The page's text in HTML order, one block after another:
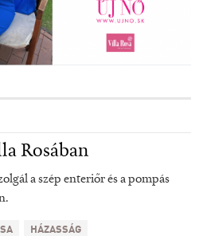
Rosában
a szép enteriőr és a pompás
HÁZASSÁG